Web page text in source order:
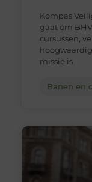
Kompas
gaat om
cursussen,
missie is
Banen en